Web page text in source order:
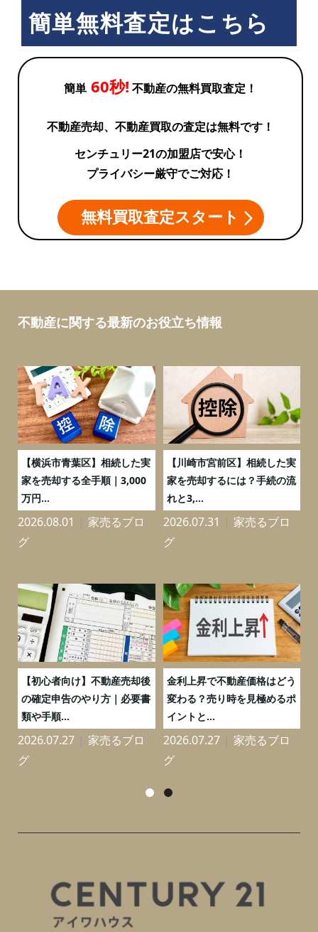
簡単無料査定はこちら
簡単 60秒! 不動産の無料買取査定！
不動産売却、不動産買取の査定は無料です！
センチュリー21の加盟店で安心！
プライバシー厳守でご対応！
無料買取査定スタート
不動産に関する最新のお役立ち情報
【横浜市青葉区】相続した実
家を売却する全手順｜3,000
万円...
2026.08.01
家売るブロ
グ
【川崎市宮前区】相続した実
家を売却するには？手続の流
れと3,...
2026.07.31
家売るブロ
グ
【初心者向け】不動産売却後
の確定申告のやり方｜必要書
類や手順...
2026.07.27
家売るブロ
グ
金利上昇で不動産価格はどう
変わる？売り時を見極めるポ
イントと...
2026.07.27
家売るブロ
グ